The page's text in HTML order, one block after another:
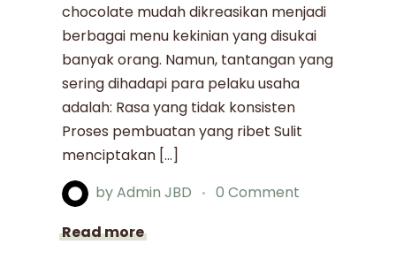
chocolate mudah dikreasikan menjadi
berbagai menu kekinian yang disukai
banyak orang. Namun, tantangan yang
sering dihadapi para pelaku usaha
adalah: Rasa yang tidak konsisten
Proses pembuatan yang ribet Sulit
menciptakan […]
byAdmin JBD
0 Comment
Read more